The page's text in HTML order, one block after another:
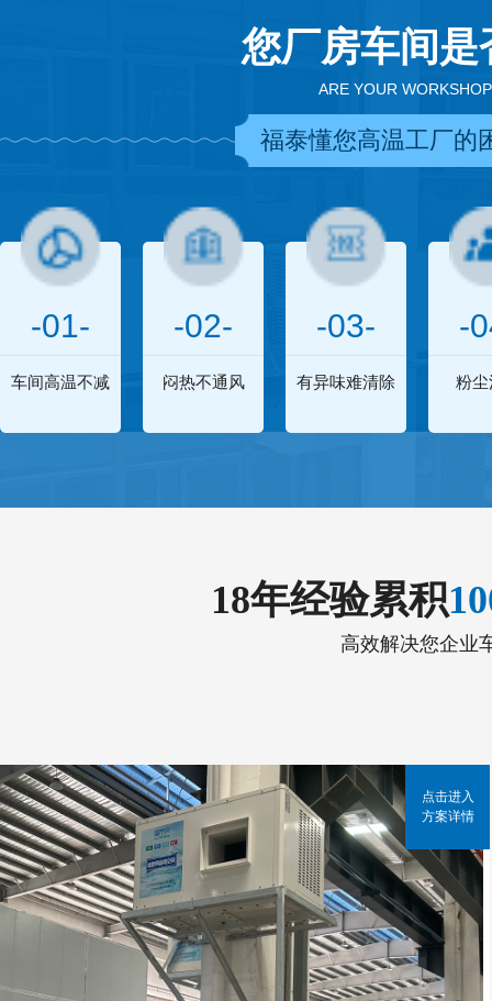
您厂房车间
ARE YOUR
福泰懂您高温工厂的
-01-
车间高温不减
-02-
闷热不通风
-03-
有异味难清除
-
粉尘
18年经验累积
高效解决您企业
点击进入
方案详情